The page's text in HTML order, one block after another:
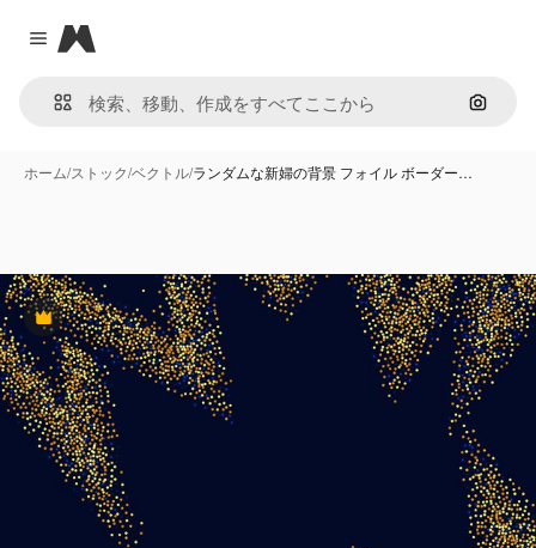
Close menu
Magnific
画像で
ホーム/ストック/ベクトル/ランダムな新婦の背景 フォイル ボーダー…
Premium